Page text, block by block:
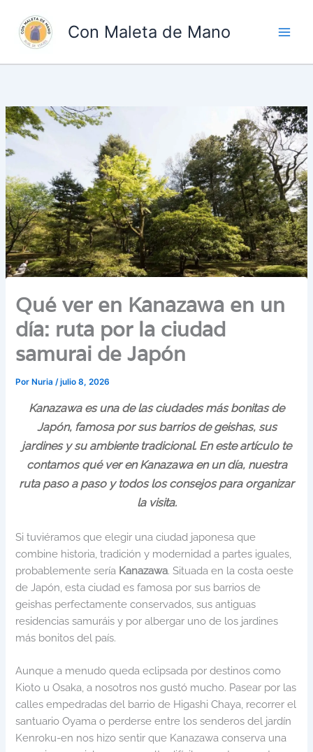
contenido
Con Maleta de Mano
Qué ver en Kanazawa en un
día: ruta por la ciudad
samurai de Japón
PorNuria /julio 8, 2026
Kanazawa es una de las ciudades más bonitas de
Japón, famosa por sus barrios de geishas, sus
jardines y su ambiente tradicional. En este artículo te
contamos qué ver en Kanazawa en un día, nuestra
ruta paso a paso y todos los consejos para organizar
la visita.
Si tuviéramos que elegir una ciudad japonesa que
combine historia, tradición y modernidad a partes iguales,
probablemente sería Kanazawa. Situada en la costa oeste
de Japón, esta ciudad es famosa por sus barrios de
geishas perfectamente conservados, sus antiguas
residencias samuráis y por albergar uno de los jardines
más bonitos del país.
Aunque a menudo queda eclipsada por destinos como
Kioto u Osaka, a nosotros nos gustó mucho. Pasear por las
calles empedradas del barrio de Higashi Chaya, recorrer el
santuario Oyama o perderse entre los senderos del jardín
Kenroku-en nos hizo sentir que Kanazawa conserva una